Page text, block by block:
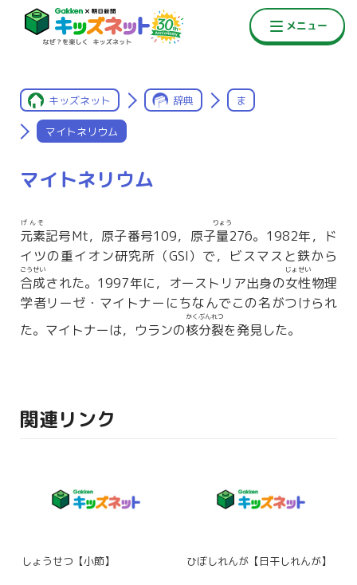
キッズネット 辞典 ま
マイトネリウム
マイトネリウム
元素
げんそ
記号Mt，原子番号109，原子量
りょう
276。1982年，ド
イツの重イオン研究所（GSI）で，ビスマスと鉄から
合成
ごうせい
された。1997年に，オーストリア出身の女性
じょせい
物理
学者リーゼ・マイトナーにちなんでこの名がつけられ
た。マイトナーは，ウランの核分裂
かくぶんれつ
を発見した。
関連リンク
しょうせつ【小節】 ひぼしれんが【日干しれんが】